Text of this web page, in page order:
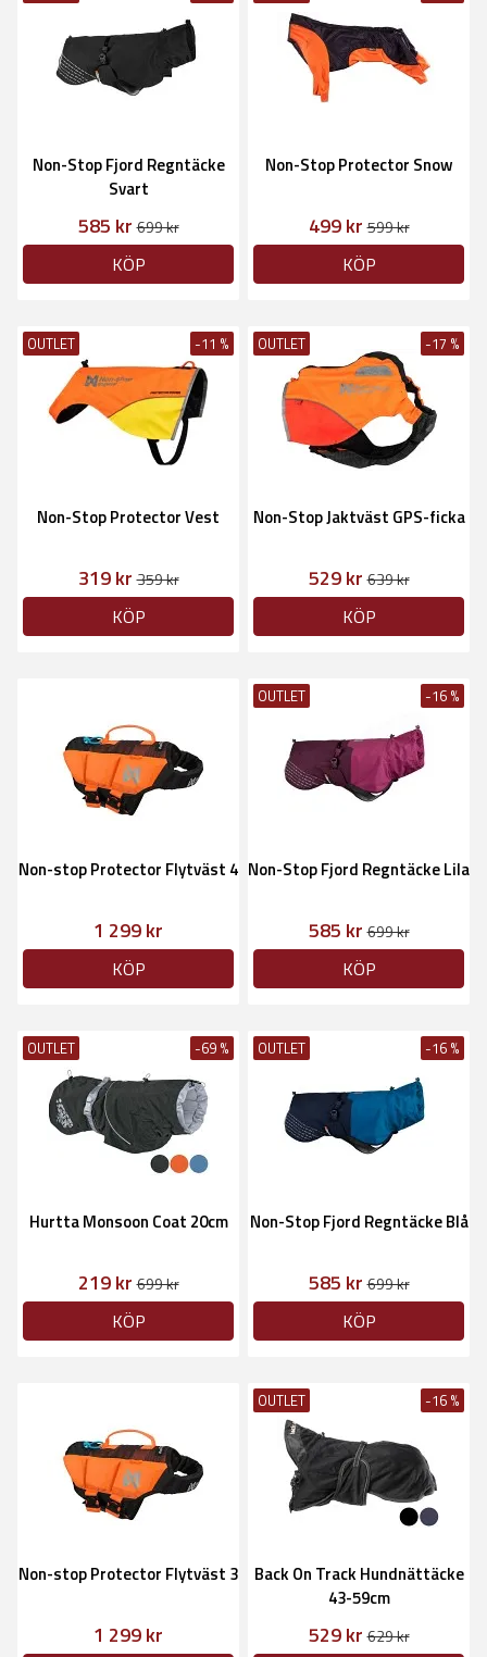
Non-Stop Fjord Regntäcke
Svart
585 kr699 kr
KÖP
Non-Stop Protector Snow
499 kr599 kr
KÖP
OUTLET -11 %
Non-Stop Protector Vest
319 kr359 kr
KÖP
OUTLET -17 %
Non-Stop Jaktväst GPS-ficka
529 kr639 kr
KÖP
Non-stop Protector Flytväst 4
1 299 kr
KÖP
OUTLET -16 %
Non-Stop Fjord Regntäcke Lila
585 kr699 kr
KÖP
OUTLET -69 %
Hurtta Monsoon Coat 20cm
219 kr699 kr
KÖP
OUTLET -16 %
Non-Stop Fjord Regntäcke Blå
585 kr699 kr
KÖP
Non-stop Protector Flytväst 3
1 299 kr
OUTLET -16 %
Back On Track Hundnättäcke
43-59cm
529 kr629 kr